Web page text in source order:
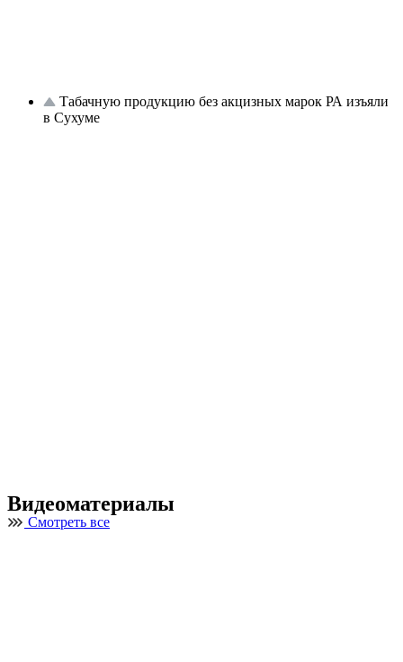
Табачную продукцию без акцизных марок РА изъяли
в Сухуме
Видеоматериалы
Смотреть все